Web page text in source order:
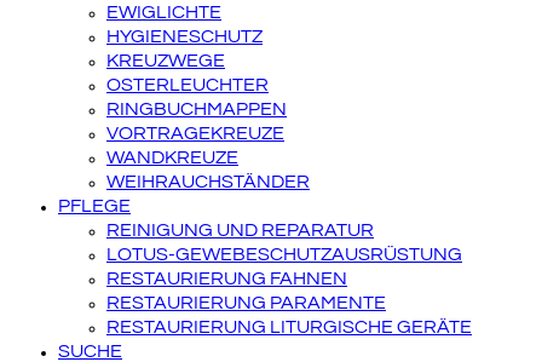
EWIGLICHTE
HYGIENESCHUTZ
KREUZWEGE
OSTERLEUCHTER
RINGBUCHMAPPEN
VORTRAGEKREUZE
WANDKREUZE
WEIHRAUCHSTÄNDER
PFLEGE
REINIGUNG UND REPARATUR
LOTUS-GEWEBESCHUTZAUSRÜSTUNG
RESTAURIERUNG FAHNEN
RESTAURIERUNG PARAMENTE
RESTAURIERUNG LITURGISCHE GERÄTE
SUCHE